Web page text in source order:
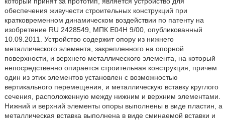
обеспечения живучести строительных конструкций при
кратковременном динамическом воздействии по патенту на
изобретение RU 2428549, МПК E04H 9/00, опубликованный
10.09.2011. Устройство содержит опору из нижнего
металлического элемента, закрепленного на опорной
поверхности, и верхнего металлического элемента, на который
непосредственно опирается строительная конструкция, причем
один из этих элементов установлен с возможностью
вертикального перемещения, и металлическую вставку круглого
сечения, расположенную между нижним и верхним элементами.
Нижний и верхний элементы опоры выполнены в виде пластин, а
металлическая вставка выполнена в виде сминаемой вставки и